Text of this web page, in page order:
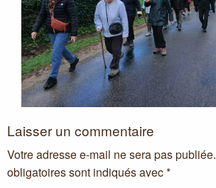
Laisser un commentaire
Votre adresse e-mail ne sera pas publiée.
obligatoires sont indiqués avec*